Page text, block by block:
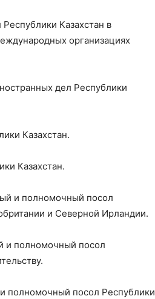
Казахстан в
организациях
дел Республики
Казахстан.
Казахстан.
и полномочный посол
и Северной Ирландии.
и полномочный посол
полномочный посол Республики